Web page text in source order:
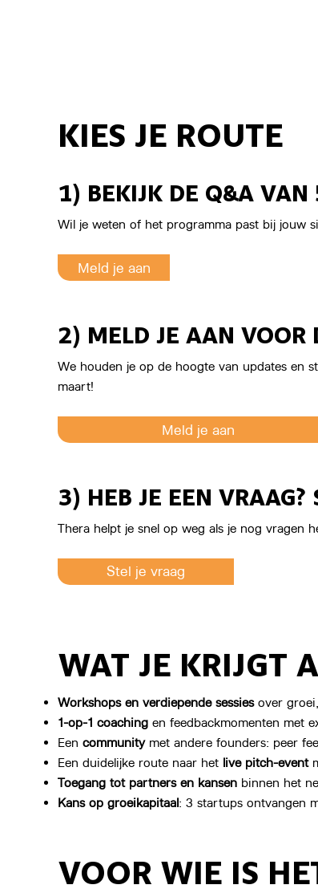
KIES JE ROUTE
1) BEKIJK DE Q&A VAN
Wil je weten of het programma past bij jouw
Meld je aan
2) MELD JE AAN VOOR
We houden je op de hoogte van updates en
maart!
Meld je aan
3) HEB JE EEN
Thera helpt je snel op weg als je nog vragen
Stel je vraag
WAT JE KRIJGT
Workshops en verdiepende sessiesover
1-op-1 coaching en feedbackmomenten met
Eencommunitymet andere founders: peer
Een duidelijke route naar het live pitch-event
Toegang tot partners en kansen binnen het
Kans op groeikapitaal: 3 startups ontvangen
VOOR WIE IS